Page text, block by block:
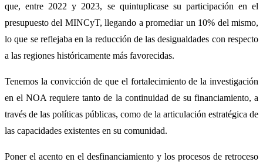
que, entre 2022 y 2023, se quintuplicase su participación en el
presupuesto del MINCyT, llegando a promediar un 10% del mismo,
lo que se reflejaba en la reducción de las desigualdades con respecto
a las regiones históricamente más favorecidas.
Tenemos la convicción de que el fortalecimiento de la investigación
en el NOA requiere tanto de la continuidad de su financiamiento, a
través de las políticas públicas, como de la articulación estratégica de
las capacidades existentes en su comunidad.
Poner el acento en el desfinanciamiento y los procesos de retroceso